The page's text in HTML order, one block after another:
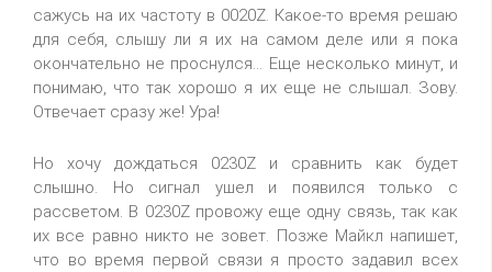
сажусь на их частоту в 0020Z. Какое-то время решаю
для себя, слышу ли я их на самом деле или я пока
окончательно не проснулся... Еще несколько минут, и
понимаю, что так хорошо я их еще не слышал. Зову.
Отвечает сразу же! Ура!
Но хочу дождаться 0230Z и сравнить как будет
слышно. Но сигнал ушел и появился только с
рассветом. В 0230Z провожу еще одну связь, так как
их все равно никто не зовет. Позже Майкл напишет,
что во время первой связи я просто задавил всех